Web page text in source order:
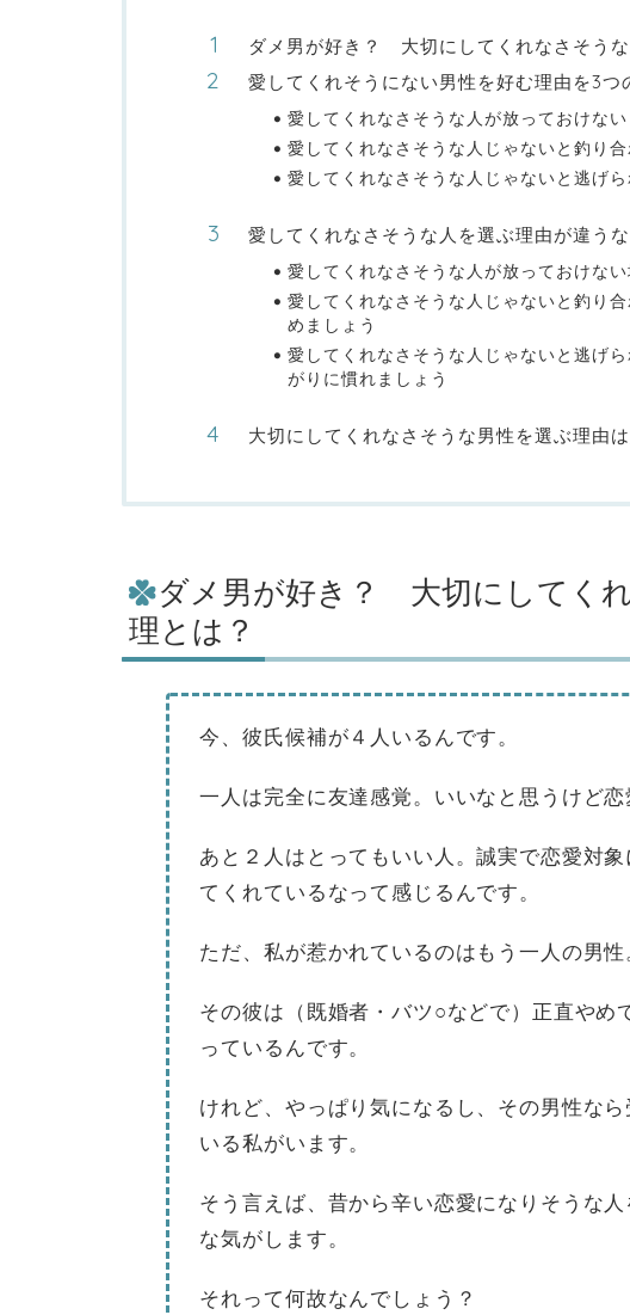
ダメ男が好き？ 大切にしてくれなさそう
愛してくれそうにない男性を好む理由を3つ
愛してくれなさそうな人が放っておけない
愛してくれなさそうな人じゃないと釣り合
愛してくれなさそうな人じゃないと逃げ
愛してくれなさそうな人を選ぶ理由が違う
愛してくれなさそうな人が放っておけな
愛してくれなさそうな人じゃないと釣り
めましょう
愛してくれなさそうな人じゃないと逃げ
がりに慣れましょう
大切にしてくれなさそうな男性を選ぶ理由
ダメ男が好き？ 大切にしてく
理とは？
今、彼氏候補が４人いるんです。
一人は完全に友達感覚。いいなと思うけど恋
あと２人はとってもいい人。誠実で恋愛対
てくれているなって感じるんです。
ただ、私が惹かれているのはもう一人の男性
その彼は（既婚者・バツ○などで）正直やめ
っているんです。
けれど、やっぱり気になるし、その男性な
いる私がいます。
そう言えば、昔から辛い恋愛になりそうな
な気がします。
それって何故なんでしょう？